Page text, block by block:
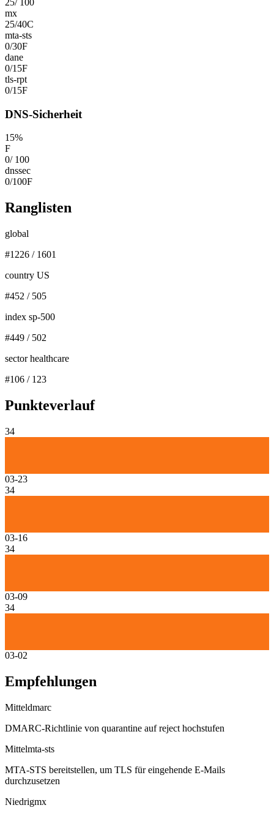
mx
25/40C
mta-sts
0/30F
dane
0/15F
tls-rpt
0/15F
DNS-Sicherheit
15%
F
0/ 100
dnssec
0/100F
Ranglisten
global
#1226 / 1601
country US
#452 / 505
index sp-500
#449 / 502
sector healthcare
#106 / 123
Punkteverlauf
34
03-23
34
03-16
34
03-09
34
03-02
Empfehlungen
Mitteldmarc
DMARC-Richtlinie von quarantine auf reject hochstufen
Mittelmta-sts
MTA-STS bereitstellen, um TLS für eingehende E-Mails
durchzusetzen
Niedrigmx